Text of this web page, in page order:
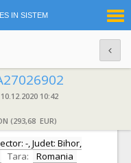
IN SISTEM
10:42
(293,68 EUR)
4491776
-, Judet: Bihor,
Tara:
Romania